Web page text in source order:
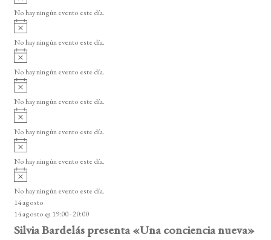
o
v
i
o
No hay ningún evento este día.
A
v
i
o
No hay ningún evento este día.
A
v
i
o
No hay ningún evento este día.
A
v
i
o
No hay ningún evento este día.
A
v
i
o
No hay ningún evento este día.
A
v
i
o
No hay ningún evento este día.
A
v
i
s
o
No hay ningún evento este día.
14 agosto
14 agosto @ 19:00-20:00
Silvia Bardelás presenta «Una conciencia nueva»